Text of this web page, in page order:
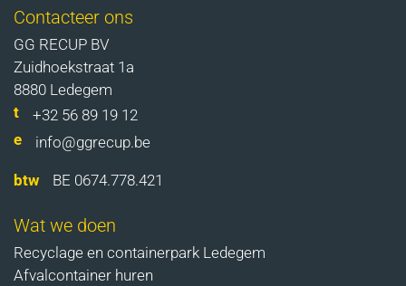
Contacteer ons
info@ggrecup.be
GG RECUP BV
Zuidhoekstraat 1a
8880 Ledegem
+32 56 89 19 12
BE 0674.778.421
Wat we doen
Recyclage en containerpark Ledegem
Afvalcontainer huren